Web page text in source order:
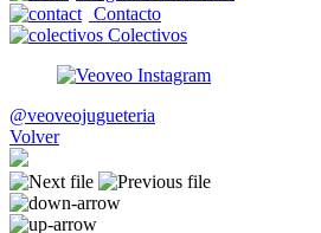
Contacto
Colectivos
@veoveojugueteria
Volver